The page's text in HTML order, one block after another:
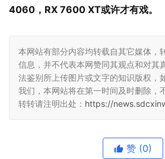
4060，RX 7600 XT或许才有戏。
本网站有部分内容均转载自其它媒体，
信息，并不代表本网赞同其观点和对其
法鉴别所上传图片或文字的知识版权，
我们，本网站将在第一时间及时删除，
转转请注明出处： https://
赞 (0)